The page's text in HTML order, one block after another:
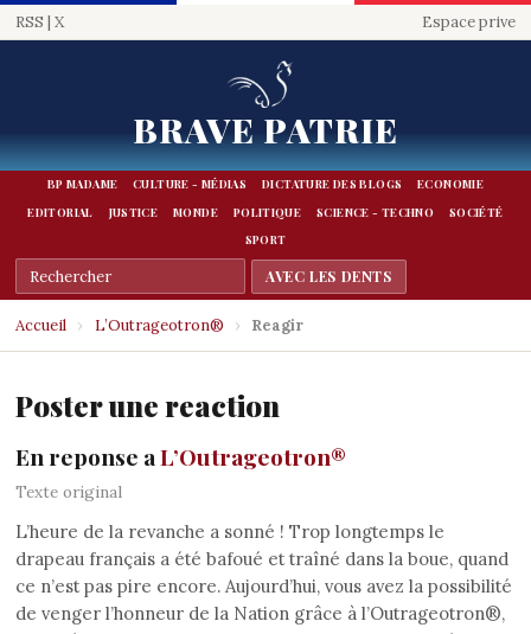
RSS | X Espace prive
BRAVE PATRIE
BP MADAME CULTURE - MÉDIAS DICTATURE DES BLOGS
ECONOMIE
EDITORIAL
JUSTICE MONDE POLITIQUE SCIENCE - TECHNO
SOCIÉTÉ
SPORT
Accueil › L’Outrageotron® › Reagir
Poster une reaction
En reponse aL’Outrageotron®
Texte original
L’heure de la revanche a sonné ! Trop longtemps le
drapeau français a été bafoué et traîné dans la boue, quand
ce n’est pas pire encore. Aujourd’hui, vous avez la possibilité
de venger l’honneur de la Nation grâce à l’Outrageotron®,